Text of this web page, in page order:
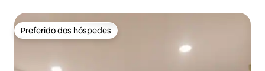
Preferido dos hóspedes
Preferido dos hóspedes